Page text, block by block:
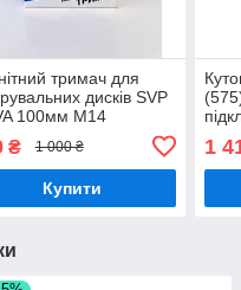
тримач для
дисків SVP
100мм M14
₴ 1 000 ₴
Купити
1